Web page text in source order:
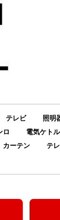
テレビ 照明
ロ 電気ケトル
カーテン テ